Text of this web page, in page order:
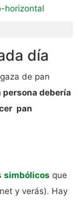
día
persona debería
pan
simbólicos que
y verás). Hay